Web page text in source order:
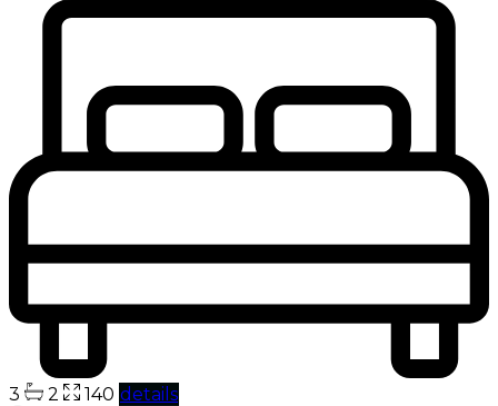
3 2 140 details